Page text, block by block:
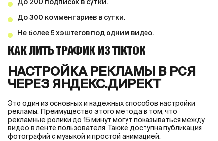
До 200 подписок в сутки.
До 300 комментариев в сутки.
Не более 5 хэштегов под одним видео.
КАК ЛИТЬ ТРАФИК ИЗ TIKTOK
НАСТРОЙКА РЕКЛАМЫ В PCЯ
ЧЕРЕЗ ЯНДЕКС.ДИРЕКТ
Это один из основных и надежных способов настройки
рекламы. Преимущество этого метода в том, что
рекламные ролики до 15 минут могут показываться между
видео в ленте пользователя. Также доступна публикация
фотографий с музыкой и простой анимацией.